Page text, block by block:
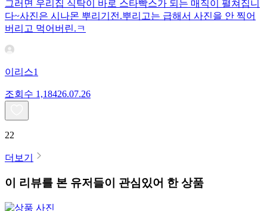
그러면 우리집 식탁이 바로 스타빡스가 되는 매직이 펼쳐집니
다~사진은 시나몬 뿌리기전.뿌리고는 급해서 사진을 안 찍어
버리고 먹어버린.ㅋ
이리스1
조회수 1,18426.07.26
22
더보기
이 리뷰를 본 유저들이 관심있어 한 상품